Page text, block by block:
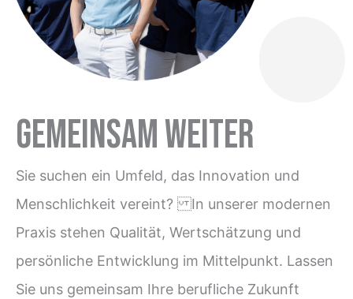
Gemeinsam weiter
Sie suchen ein Umfeld, das Innovation und
Menschlichkeit vereint? In unserer modernen
Praxis stehen Qualität, Wertschätzung und
persönliche Entwicklung im Mittelpunkt. Lassen
Sie uns gemeinsam Ihre berufliche Zukunft